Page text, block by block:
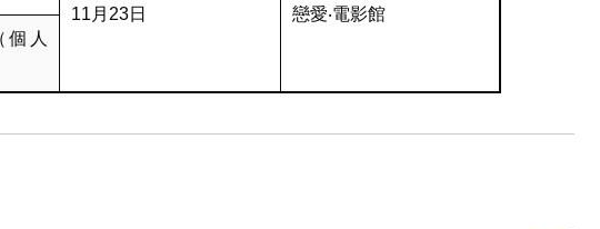
11月23日
戀愛‧電影館
個人